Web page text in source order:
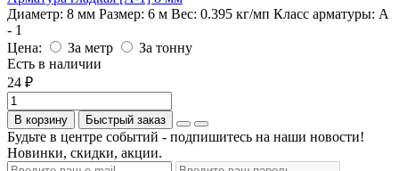
Диаметр: 8 мм Размер: 6 м Вес: 0.395 кг/мп Класс арматуры: А
- 1
Цена:
За метр
За тонну
Есть в наличии
24 ₽
В корзину Быстрый заказ
Будьте в центре событий - подпишитесь на наши новости!
Новинки, скидки, акции.